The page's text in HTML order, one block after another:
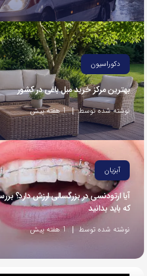
می‌توانید
این
صفحه
را
با
دوستان
خود
به
اشتراک
بگذارید.
کپی
لینک
دکوراسیون
بهترین مرکز خرید مبل باغی در کشور
نوشته شده توسط 1 هفته پیش
آبزیان
آیا ارتودنسی در بزرگسالی ارزش دارد؟
که باید بدانید
نوشته شده توسط 1 هفته پیش